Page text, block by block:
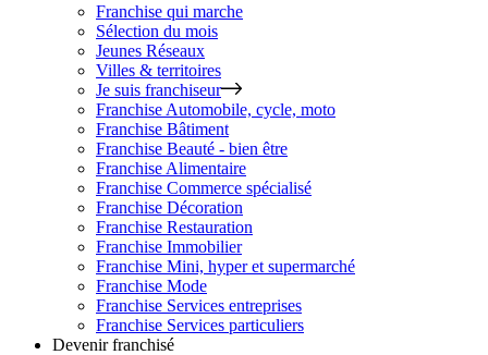
Franchise qui marche
Sélection du mois
Jeunes Réseaux
Villes & territoires
Je suis franchiseur
Franchise Automobile, cycle, moto
Franchise Bâtiment
Franchise Beauté - bien être
Franchise Alimentaire
Franchise Commerce spécialisé
Franchise Décoration
Franchise Restauration
Franchise Immobilier
Franchise Mini, hyper et supermarché
Franchise Mode
Franchise Services entreprises
Franchise Services particuliers
Devenir franchisé